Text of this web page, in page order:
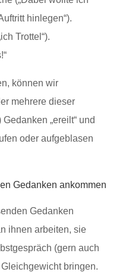
hinlegen“).
Trottel“).
können wir
mehrere dieser
„ereilt“ und
oder aufgeblasen
Gedanken ankommen
Gedanken
ihnen arbeiten, sie
(gern auch
bringen.